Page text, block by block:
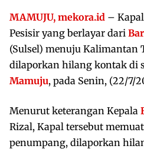
MAMUJU, mekora.id –
Pesisir yang berlayar dari
(Sulsel) menuju Kalimantan
dilaporkan hilang kontak di
Mamuju, pada Senin, (22/7/
Menurut keterangan Kepala
Rizal, Kapal tersebut
penumpang, dilaporkan